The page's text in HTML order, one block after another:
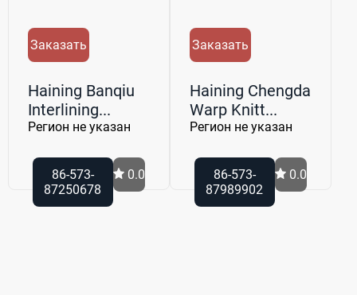
Заказать
Haining Banqiu
Interlining...
Регион не указан
86-573-
87250678
0.0
Заказать
Haining Chengda
Warp Knitt...
Регион не указан
86-573-
87989902
0.0